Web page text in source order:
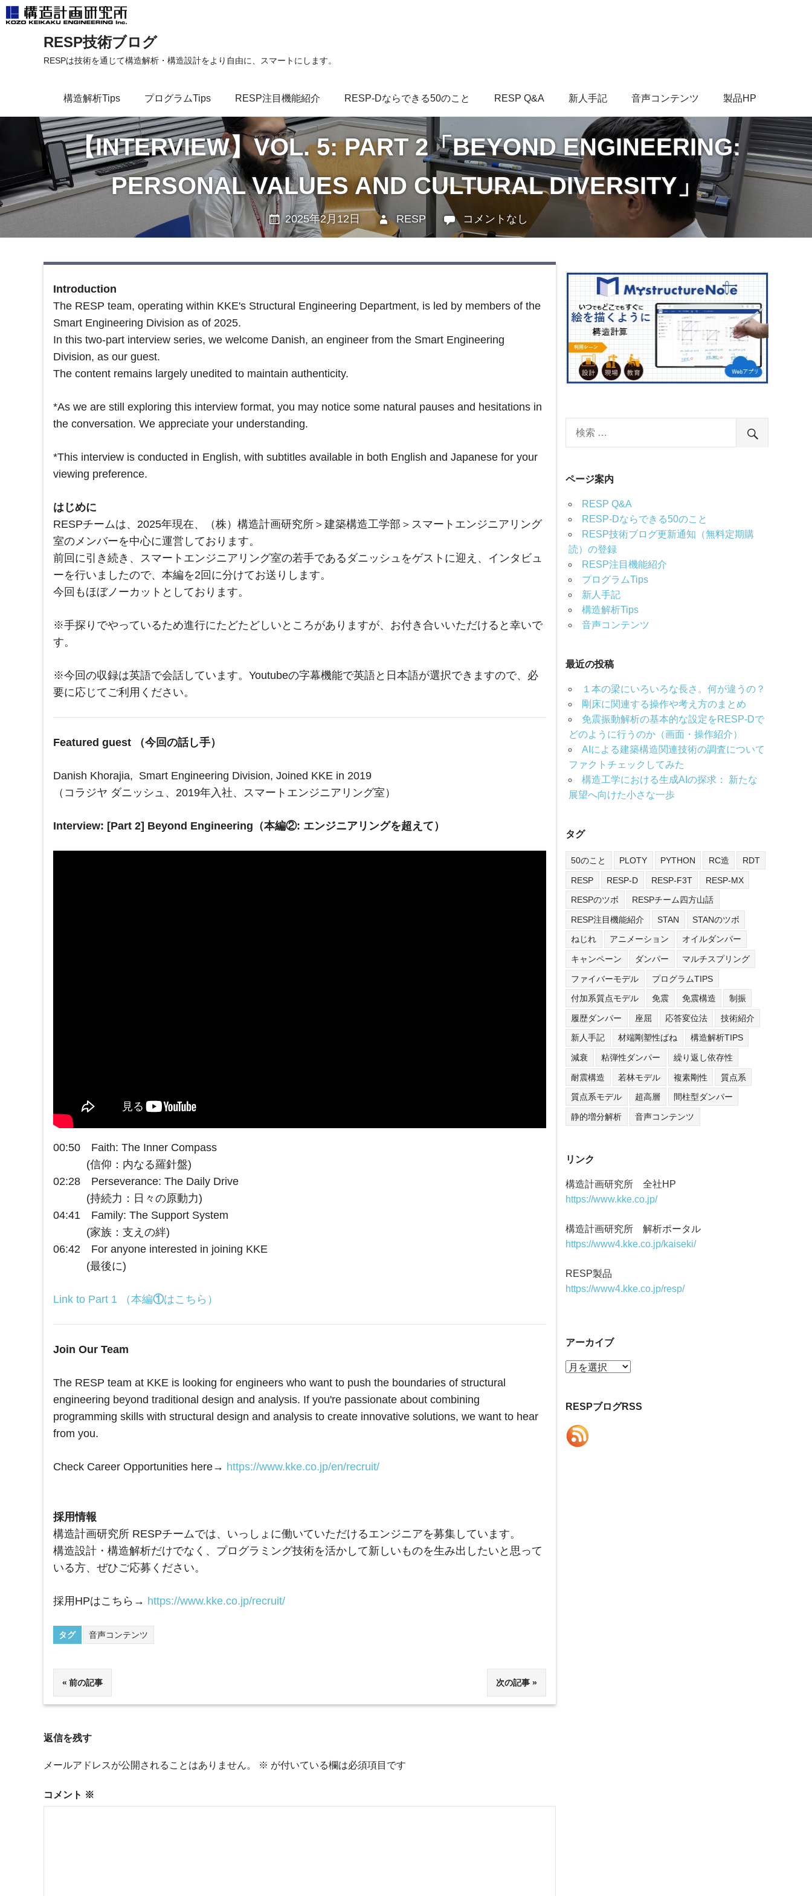
ス
RESP技術ブログ
RESPは技術を通じて構造解析・構造設計をより自由に、スマートにします。
構造解析Tips プログラムTips RESP注目機能紹介 RESP-Dならできる50のこと RESP Q&A 新人手記 音声コンテンツ 製品HP
【INTERVIEW】VOL. 5: PART 2「BEYOND ENGINEERING:
PERSONAL VALUES AND CULTURAL DIVERSITY」
2025年2月12日 RESP 未分類
コメントなし
Introduction
The RESP team, operating within KKE's Structural Engineering Department, is led by members of the
Smart Engineering Division as of 2025.
In this two-part interview series, we welcome Danish, an engineer from the Smart Engineering
Division, as our guest.
The content remains largely unedited to maintain authenticity.
*As we are still exploring this interview format, you may notice some natural pauses and hesitations in
the conversation. We appreciate your understanding.
*This interview is conducted in English, with subtitles available in both English and Japanese for your
viewing preference.
はじめに
RESPチームは、2025年現在、（株）構造計画研究所＞建築構造工学部＞スマートエンジニアリング
室のメンバーを中心に運営しております。
前回に引き続き、スマートエンジニアリング室の若手であるダニッシュをゲストに迎え、インタビュ
ーを行いましたので、本編を2回に分けてお送りします。
今回もほぼノーカットとしております。
※手探りでやっているため進行にたどたどしいところがありますが、お付き合いいただけると幸いで
す。
※今回の収録は英語で会話しています。Youtubeの字幕機能で英語と日本語が選択できますので、必
要に応じてご利用ください。
Featured guest （今回の話し手）
Danish Khorajia, Smart Engineering Division, Joined KKE in 2019
（コラジヤ ダニッシュ、 2019年入社、スマートエンジニアリング室）
Interview: [Part 2] Beyond Engineering（本編②: エンジニアリングを超えて）
00:50 Faith: The Inner Compass
(信仰：内なる羅針盤)
02:28 Perseverance: The Daily Drive
(持続力：日々の原動力)
04:41 Family: The Support System
(家族：支えの絆)
06:42 For anyone interested in joining KKE
(最後に)
Link to Part 1 （本編①はこちら）
Join Our Team
The RESP team at KKE is looking for engineers who want to push the boundaries of structural
engineering beyond traditional design and analysis. If you're passionate about combining
programming skills with structural design and analysis to create innovative solutions, we want to hear
from you.
Check Career Opportunities here→ https://www.kke.co.jp/en/recruit/
採用情報
構造計画研究所 RESPチームでは、いっしょに働いていただけるエンジニアを募集しています。
構造設計・構造解析だけでなく、プログラミング技術を活かして新しいものを生み出したいと思って
いる方、ぜひご応募ください。
採用HPはこちら→ https://www.kke.co.jp/recruit/
タグ 音声コンテンツ
投
稿
ナ
ー
前の記事 次の記事
返信を残す
メールアドレスが公開されることはありません。 ※ が付いている欄は必須項目です
コメント ※
ページ案内
RESP Q&A
RESP-Dならできる50のこと
RESP技術ブログ更新通知（無料定期購
読）の登録
RESP注目機能紹介
プログラムTips
新人手記
構造解析Tips
音声コンテンツ
最近の投稿
１本の梁にいろいろな長さ。何が違うの？
剛床に関連する操作や考え方のまとめ
免震振動解析の基本的な設定をRESP-Dで
どのように行うのか（画面・操作紹介）
AIによる建築構造関連技術の調査について
ファクトチェックしてみた
構造工学における生成AIの探求： 新たな
展望へ向けた小さな一歩
タグ
50のこと PLOTY PYTHON RC造 RDT
RESP RESP-D RESP-F3T RESP-MX
RESPのツボ RESPチーム四方山話
RESP注目機能紹介 STAN STANのツボ
ねじれ アニメーション オイルダンパー
キャンペーン ダンパー マルチスプリング
ファイバーモデル プログラムTIPS
付加系質点モデル 免震 免震構造 制振
履歴ダンパー 座屈 応答変位法 技術紹介
新人手記 材端剛塑性ばね 構造解析TIPS
減衰 粘弾性ダンパー 繰り返し依存性
耐震構造 若林モデル 複素剛性 質点系
質点系モデル 超高層 間柱型ダンパー
静的増分解析 音声コンテンツ
リンク
構造計画研究所 全社HP
https://www.kke.co.jp/
構造計画研究所 解析ポータル
https://www4.kke.co.jp/kaiseki/
RESP製品
https://www4.kke.co.jp/resp/
アーカイブ
ア
イ
ブ
RESPブログRSS